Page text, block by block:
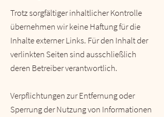
Trotz sorgfältiger inhaltlicher Kontrolle
übernehmen wir keine Haftung für die
Inhalte externer Links. Für den Inhalt der
verlinkten Seiten sind ausschließlich
deren Betreiber verantwortlich.
Verpflichtungen zur Entfernung oder
Sperrung der Nutzung von Informationen